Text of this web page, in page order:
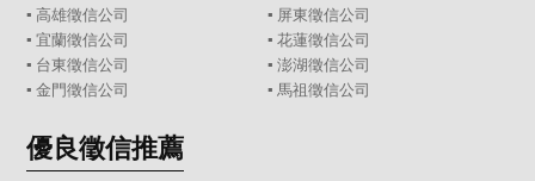
▪高雄徵信公司 ▪ 屏東徵信公司
▪宜蘭徵信公司 ▪ 花蓮徵信公司
▪ 台東徵信公司 ▪ 澎湖徵信公司
▪金門徵信公司 ▪ 馬祖徵信公司
優良徵信推薦